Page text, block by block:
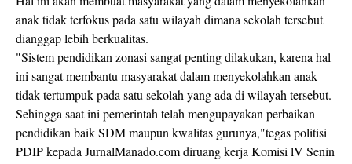
anak tidak terfokus pada satu wilayah dimana sekolah tersebut
dianggap lebih berkualitas.
"Sistem pendidikan zonasi sangat penting dilakukan, karena hal
ini sangat membantu masyarakat dalam menyekolahkan anak
tidak tertumpuk pada satu sekolah yang ada di wilayah tersebut.
Sehingga saat ini pemerintah telah mengupayakan perbaikan
pendidikan baik SDM maupun kwalitas gurunya,"tegas politisi
PDIP kepada JurnalManado.com diruang kerja Komisi lV Senin